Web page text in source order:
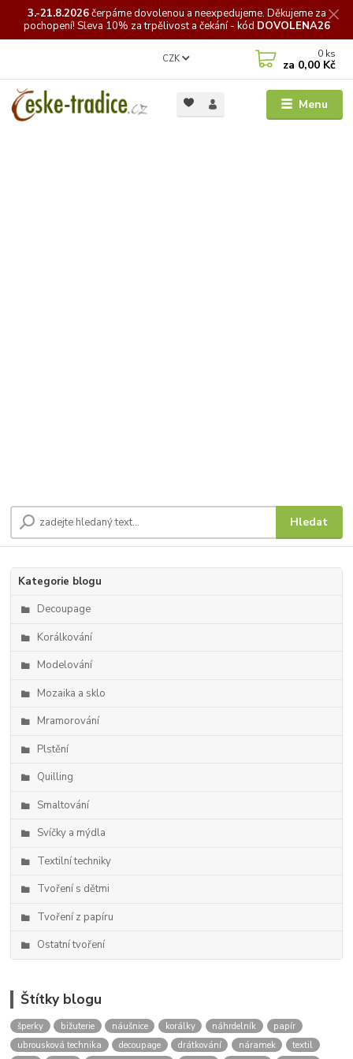
3.-21.8.2026čerpámedovolenou a neexpedujeme. Děkujeme za
pochopení! Sleva 10% za trpělivost a čekání - kód DOVOLENA26
Menu
CZK
Hledat
0 ks
za 0,00 Kč
Kategorie blogu
Decoupage
Korálkování
Modelování
Mozaika a sklo
Mramorování
Plstění
Quilling
Smaltování
Svíčky a mýdla
Textilní techniky
Tvoření s dětmi
Tvoření z papíru
Ostatní tvoření
Štítky blogu
šperky bižuterie náušnice korálky náhrdelník
papír
ubrousková technika
decoupage drátkování náramek
textil